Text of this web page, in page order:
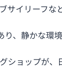
イリーフな
、静かな環
ショップが